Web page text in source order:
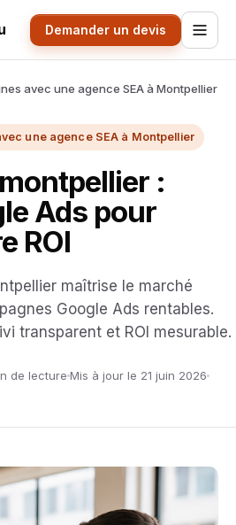
Demander un devis
avec une agence SEA à Montpellier
une agence SEA à Montpellier
:
Ads pour
ROI
maîtrise le marché
Google Ads rentables.
transparent et ROI mesurable.
de lecture Mis à jour le 21 juin 2026